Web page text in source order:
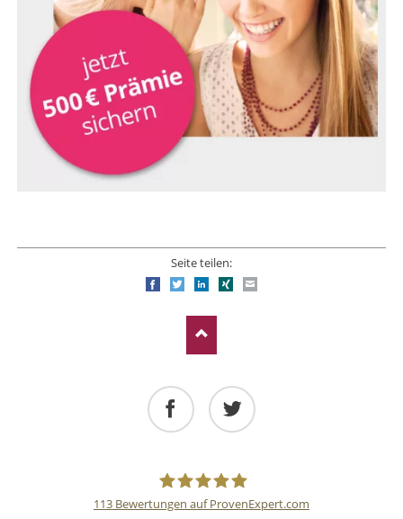
Seite teilen:
FacebookTwitterLinkedIn
Xing
113 Bewertungen auf ProvenExpert.com